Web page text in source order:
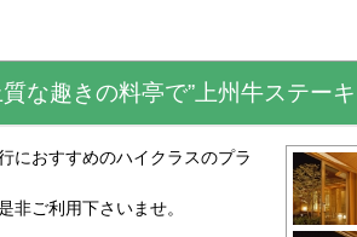
な趣きの料亭で”上州牛ステー
におすすめのハイクラスのプラ
非ご利用下さいませ。